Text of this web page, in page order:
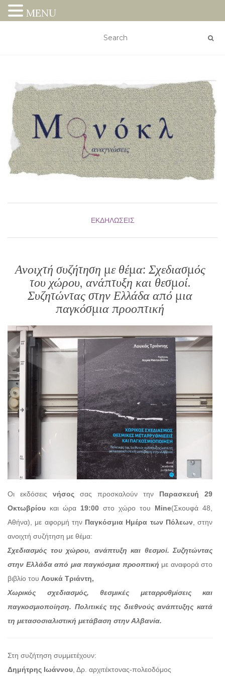
ΕΚΔΗΛΏΣΕΙΣ
Ανοιχτή συζήτηση με θέμα: Σχεδιασμός
του χώρου, ανάπτυξη και θεσμοί.
Συζητώντας στην Ελλάδα από μια
παγκόσμια προοπτική
Οι εκδόσεις νήσος σας προσκαλούν την Παρασκευή 29
Οκτωβρίου και ώρα 19:00 στο χώρο του Mine(Σκουφά 48,
Αθήνα), με αφορμή την Παγκόσμια Ημέρα των Πόλεων , στην
ανοιχτή συζήτηση με θέμα:
Σχεδιασμός του χώρου, ανάπτυξη και θεσμοί. Συζητώντας
στην Ελλάδα από μια παγκόσμια προοπτική με αναφορά στο
βιβλίο του Λουκά Τριάντη,
Χωρικός σχεδιασμός, θεσμικές μεταρρυθμίσεις και
παγκοσμιοποίηση. Πολιτικές της διεθνούς ανάπτυξης κατά
τη μετασοσιαλιστική μετάβαση στην Αλβανία.
Στη συζήτηση συμμετέχουν:
Δημήτρης Ιωάννου , Δρ. αρχιτέκτονας-πολεοδόμος
MENU